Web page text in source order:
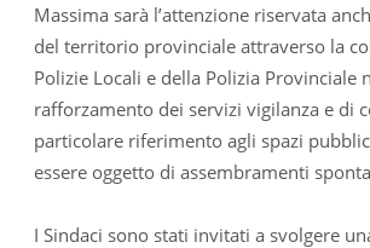
Massima sarà l’attenzione riservata
del territorio provinciale attraverso la
Polizie Locali e della Polizia Provinciale
rafforzamento dei servizi vigilanza e di
particolare riferimento agli spazi
essere oggetto di assembramenti
I Sindaci sono stati invitati a svolgere